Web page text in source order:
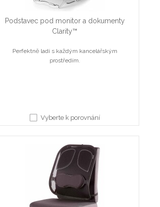
Podstavec pod monitor a dokumenty
Clarity™
Perfektně ladí s každým kancelářským
prostředím.
Vyberte k porovnání